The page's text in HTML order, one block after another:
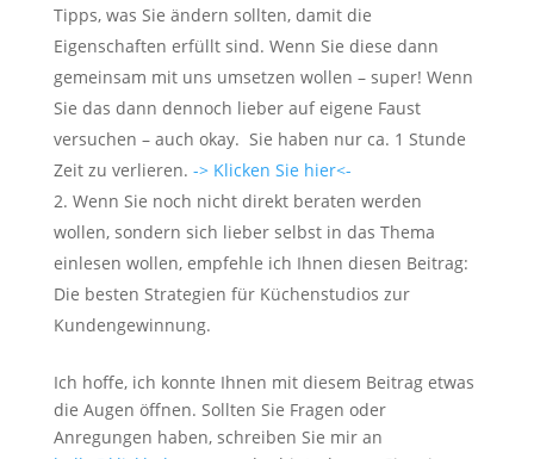
Tipps, was Sie ändern sollten, damit die
Eigenschaften erfüllt sind. Wenn Sie diese dann
gemeinsam mit uns umsetzen wollen – super! Wenn
Sie das dann dennoch lieber auf eigene Faust
versuchen – auch okay. Sie haben nur ca. 1 Stunde
Zeit zu verlieren. -> Klicken Sie hier<-
Wenn Sie noch nicht direkt beraten werden
wollen, sondern sich lieber selbst in das Thema
einlesen wollen, empfehle ich Ihnen diesen Beitrag:
Die besten Strategien für Küchenstudios zur
Kundengewinnung.
Ich hoffe, ich konnte Ihnen mit diesem Beitrag etwas
die Augen öffnen. Sollten Sie Fragen oder
Anregungen haben, schreiben Sie mir an